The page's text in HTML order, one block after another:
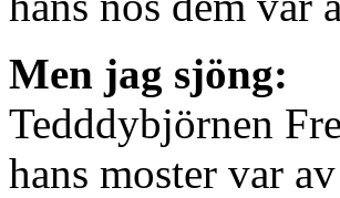
Men jag sjöng:
Tedddybjörnen
hans moster var